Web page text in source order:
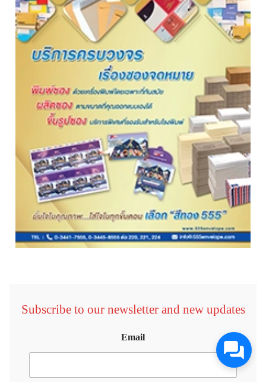
Subscribe to our newsletter and new updates
Email